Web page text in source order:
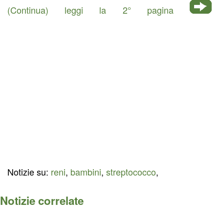
(Continua) leggi la 2° pagina
Notizie su: reni, bambini, streptococco,
Notizie correlate